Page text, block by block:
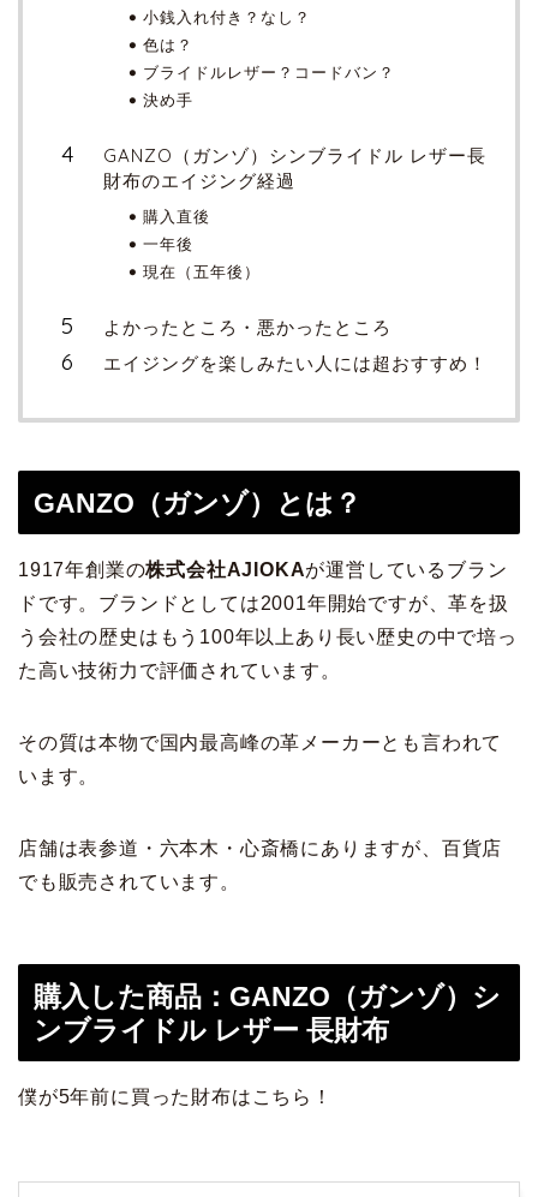
小銭入れ付き？なし？
色は？
ブライドルレザー？コードバン？
決め手
GANZO（ガンゾ）シンブライドル レザー長
財布のエイジング経過
購入直後
一年後
現在（五年後）
よかったところ・悪かったところ
エイジングを楽しみたい人には超おすすめ！
GANZO（ガンゾ）とは？
1917年創業の株式会社AJIOKAが運営しているブラン
ドです。ブランドとしては2001年開始ですが、革を扱
う会社の歴史はもう 100年以上あり長い歴史の中で培っ
た高い技術力で評価されています。
その質は本物で国内最高峰の革メーカーとも言われて
います。
店舗は表参道・六本木・心斎橋にありますが、百貨店
でも販売されています。
購入した商品：GANZO（ガンゾ）シ
ンブライドル レザー 長財布
僕が5年前に買った財布はこちら！